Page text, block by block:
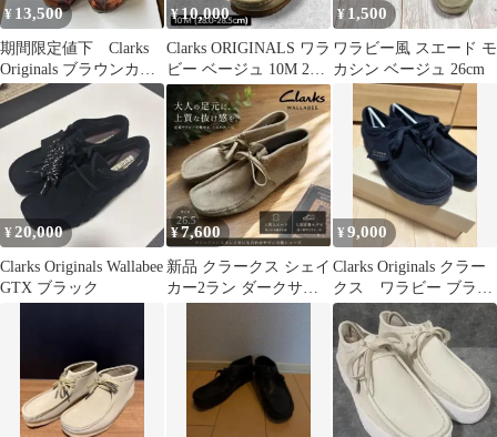
¥ 13,500
期間限定値下 Clarks
Originals ブラウンカウ
／ハラコレザー
¥10,000
Clarks ORIGINALS ワラ
ビー ベージュ 10M 28-
28.5cm
¥ 1,500
ワラビー風 スエード モ
カシン ベージュ 26cm
¥20,000
Clarks Originals Wallabee
GTX ブラック
¥7,600
新品 クラークス シェイ
カー2ラン ダークサン
¥9,000
Clarks Originals クラー
クス ワラビー ブラッ
ク スエード 26